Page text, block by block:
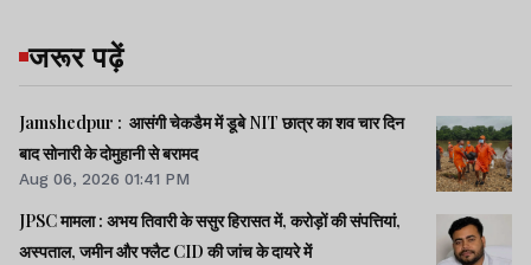
AN-32 एक मालवाहक और परिवहन विमान है,
जिसका उपयोग भारतीय वायु सेना सैनिकों, उपकरणों
और जरूरी सामान को एक स्थान से दूसरे स्थान
तक पहुंचाने के लिए करती है. यह विमान खासतौर
पर उत्तर-पूर्वी राज्यों और सीमावर्ती इलाकों जैसे
कठिन क्षेत्रों में काम आता है.
जरूर पढ़ें
Jamshedpur : आसंगी चेकडैम में डूबे NIT छात्र का शव चार दिन
बाद सोनारी के दोमुहानी से बरामद
Aug 06, 2026 01:41 PM
JPSC मामला : अभय तिवारी के ससुर हिरासत में, करोड़ों की संपत्तियां,
अस्पताल, जमीन और फ्लैट CID की जांच के दायरे में